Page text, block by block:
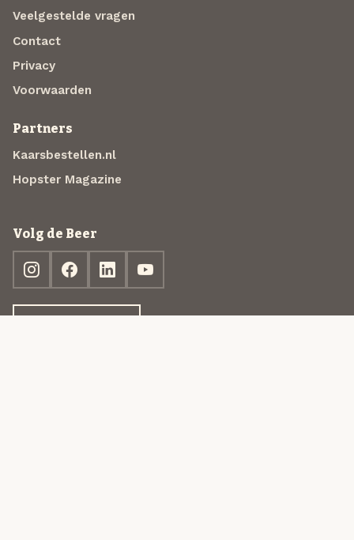
Veelgestelde vragen
Contact
Privacy
Voorwaarden
Partners
Kaarsbestellen.nl
Hopster Magazine
Volg de Beer